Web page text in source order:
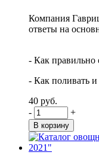
Компания
ответы на
- Как правильно
- Как поливать и
40 руб.
-
+